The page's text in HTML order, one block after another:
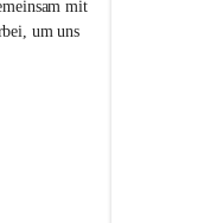
mit
um uns